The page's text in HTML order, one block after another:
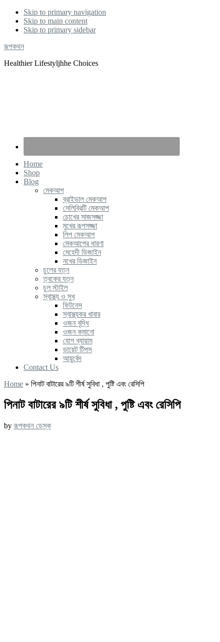
Skip to primary navigation
Skip to main content
Skip to primary sidebar
রূপকথন
Healthier Lifestyljhhe Choices
Home
Shop
Blog
মেকআপ
ব্রাইডাল মেকআপ
সেলিব্রিটি মেকআপ
চোখের সাজসজ্জা
মুখের রূপসজ্জা
লিপ মেকআপ
মেকআপের ধারণা
মেহেদী ডিজাইন
নখের ডিজাইন
চুলের যত্ন
ত্বকের যত্ন
চুল স্টাইল
স্বাস্থ্য ও সুখ
ফিটনেস
স্বাস্থ্যকর খাবার
ওজন বৃদ্ধি
ওজন কমানো
যোগ ব্যায়াম
ডায়েট টিপস
আয়ুর্বেদ
Contact Us
Home » পিনাট বাটারের ৯টি শীর্ষ সুবিধা , পুষ্টি এবং রেসিপি
পিনাট বাটারের ৯টি শীর্ষ সুবিধা , পুষ্টি এবং রেসিপি
byরূপকথন ডেস্ক